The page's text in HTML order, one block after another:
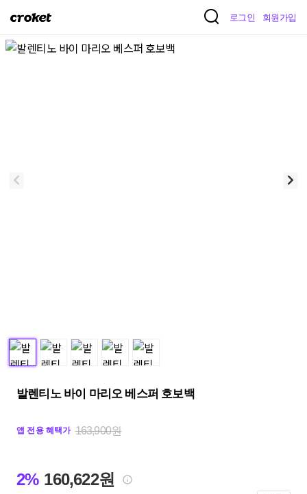
크
켓
로그인 회원가입
발렌티노 바이 마리오 베스퍼 호보백
앱 전용 혜택가 163,900원
2% 160,622원